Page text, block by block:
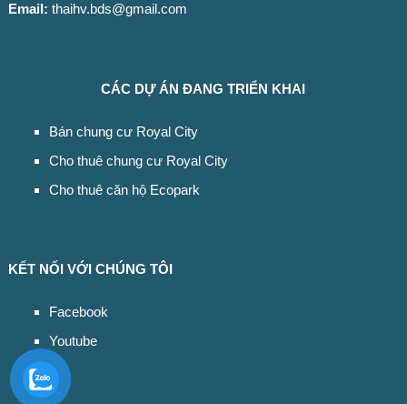
Email: thaihv.bds@gmail.com
CÁC DỰ ÁN ĐANG TRIỂN KHAI
Bán chung cư Royal City
Cho thuê chung cư Royal City
Cho thuê căn hộ Ecopark
KẾT NỐI VỚI CHÚNG TÔI
Facebook
Youtube